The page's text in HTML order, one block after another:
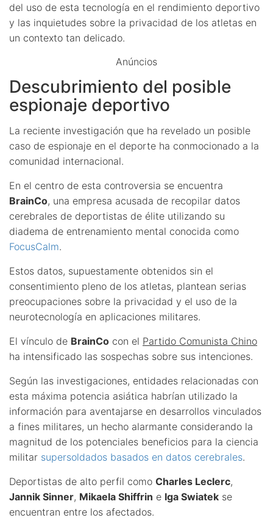
del uso de esta tecnología en el rendimiento deportivo
y las inquietudes sobre la privacidad de los atletas en
un contexto tan delicado.
Anúncios
Descubrimiento del posible
espionaje deportivo
La reciente investigación que ha revelado un posible
caso de espionaje en el deporte ha conmocionado a la
comunidad internacional.
En el centro de esta controversia se encuentra
BrainCo, una empresa acusada de recopilar datos
cerebrales de deportistas de élite utilizando su
diadema de entrenamiento mental conocida como
FocusCalm.
Estos datos, supuestamente obtenidos sin el
consentimiento pleno de los atletas, plantean serias
preocupaciones sobre la privacidad y el uso de la
neurotecnología en aplicaciones militares.
El vínculo de BrainCo con el Partido Comunista Chino
ha intensificado las sospechas sobre sus intenciones.
Según las investigaciones, entidades relacionadas con
esta máxima potencia asiática habrían utilizado la
información para aventajarse en desarrollos vinculados
a fines militares, un hecho alarmante considerando la
magnitud de los potenciales beneficios para la ciencia
militar supersoldados basados en datos cerebrales.
Deportistas de alto perfil como Charles Leclerc,
Jannik Sinner, Mikaela Shiffrin e Iga Swiatek se
encuentran entre los afectados.